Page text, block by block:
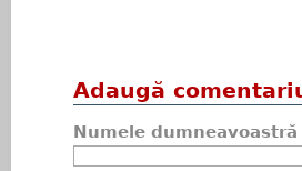
Adaugă
Numele dumneavoastră